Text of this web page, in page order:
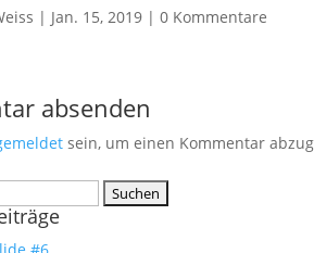
| Jan. 15, 2019 |0 Kommentare
absenden
sein, um einen Kommentar